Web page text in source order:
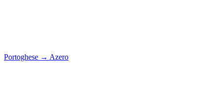
Portoghese → Azero